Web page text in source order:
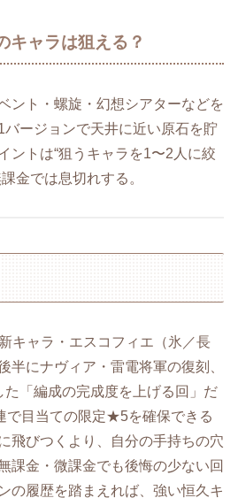
キャラは狙える？
ント・螺旋・幻想シアターなどを
バージョンで天井に近い原石を貯
ントは“狙うキャラを1〜2人に絞
金では息切れする。
キャラ・エスコフィエ（氷／長
半にナヴィア・雷電将軍の復刻、
「編成の完成度を上げる回」だ
で目当ての限定★5を確保できる
飛びつくより、自分の手持ちの穴
課金・微課金でも後悔の少ない回
の履歴を踏まえれば、強い恒久キ